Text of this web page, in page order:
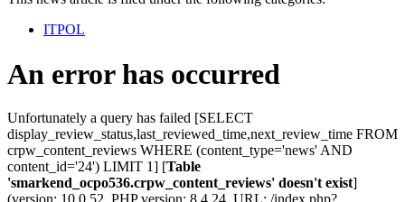
ITPOL
An error has occurred
Unfortunately a query has failed [SELECT
display_review_status,last_reviewed_time,next_review_time FROM
crpw_content_reviews WHERE (content_type='news' AND
content_id='24') LIMIT 1] [Table
'smarkend_ocpo536.crpw_content_reviews' doesn't exist]
(version: 10.0.52, PHP version: 8.4.24, URL: /index.php?